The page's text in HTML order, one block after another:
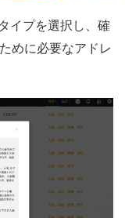
イプを選択し、確
めに必要なアドレ